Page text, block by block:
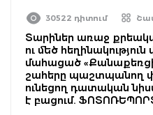
30522 դիտում
Տարիներ առաջ
ու մեծ
մահացած «Քանաքեռցի
շահերը պաշտպանող
ունեցող դատական
է բացում.